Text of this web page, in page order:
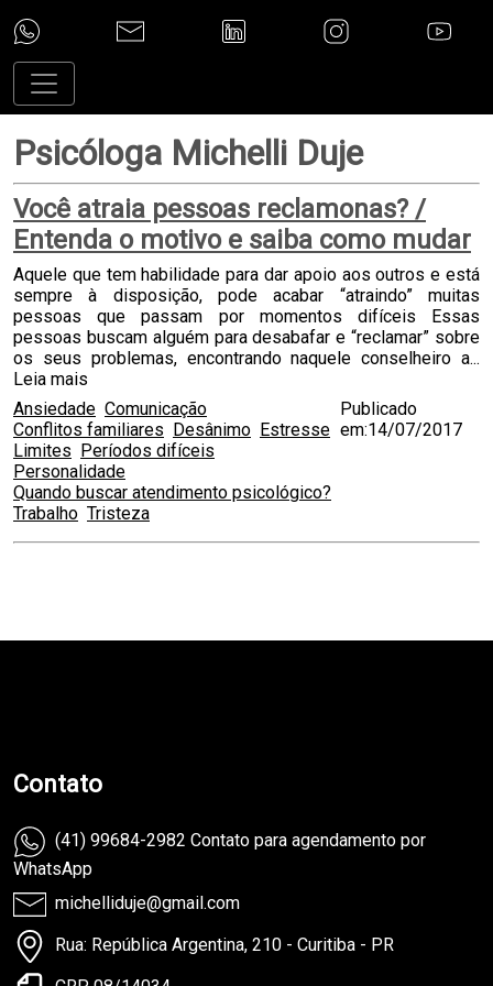
Psicóloga Michelli Duje
Você atraia pessoas reclamonas? /
Entenda o motivo e saiba como mudar
Aquele que tem habilidade para dar apoio aos outros e está
sempre à disposição, pode acabar “atraindo” muitas
pessoas que passam por momentos difíceis Essas
pessoas buscam alguém para desabafar e “reclamar” sobre
os seus problemas, encontrando naquele conselheiro a...
Leia mais
Ansiedade Comunicação
Conflitos familiares Desânimo Estresse
Limites Períodos difíceis
Personalidade
Quando buscar atendimento psicológico?
Trabalho Tristeza
Publicado
em:14/07/2017
Contato
(41) 99684-2982 Contato para agendamento por
WhatsApp
michelliduje@gmail.com
Rua: República Argentina, 210 - Curitiba - PR